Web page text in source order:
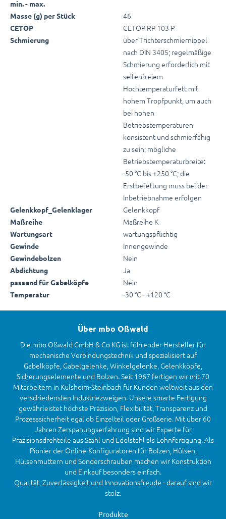
min. - max.
Masse (g) per Stück 46
CETOP CETOP RP 103 P
Schmierung
über Trichterschmiernippel
nach DIN 3405; regelmäßige
Schmierung erforderlich mit
seifenfreiem
Hochtemperaturfett mit
hohem Tropfpunkt, um auch
bei hohen
Betriebstemperaturen
konsistent und schmierfähig
zu sein; mögliche
Betriebstemperaturbreite:
-50 °C bis +250 °C; die
Erstbefettung muss bei der
Inbetriebnahme erfolgen
Gelenkkopf_Gelenklager Gelenkkopf
Maßreihe Maßreihe K
Wartungsart wartungspflichtig
Gewinde Innengewinde
Gewindebolzen Nein
Abdichtung Ja
passend für Gabelköpfe Nein
Temperatur -30 °C - +120 °C
Über mbo Oßwald
Die mbo Oßwald GmbH & Co KG ist führender Hersteller für
mechanische Verbindungstechnik und spezialisiert auf
Gabelköpfe, Gabelgelenke, Winkelgelenke, Gelenkköpfe,
Sicherungselemente und Bolzen. Seit 1967 fertigen wir mit 70
Mitarbeitern in Külsheim-Steinbach für Kunden weltweit aus den
verschiedensten Industriezweigen. Unsere smarte Fertigung
gewährleistet höchste Präzision, Flexibilität, Transparenz und
Prozesssicherheit egal ob Einzelteil oder Großserie. Mit über 60
Jahren Zerspanungserfahrung sind wir Experte für
Präzisionsdrehteile aus Stahl und Edelstahl als Lohnfertigung. Als
Pionier der Online-Konfiguratoren für Bolzen, Hülsen,
Hülsenmuttern und Sonderschrauben machen wir Konstruktion
und Einkauf besonders einfach.
Qualität, Zuverlässigkeit und Innovationsfreude - darauf sind wir
stolz.
Produkte